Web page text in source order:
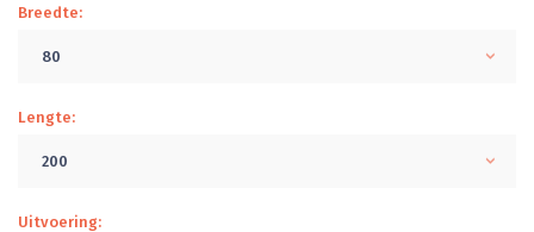
Breedte:
80
Lengte:
200
Uitvoering: